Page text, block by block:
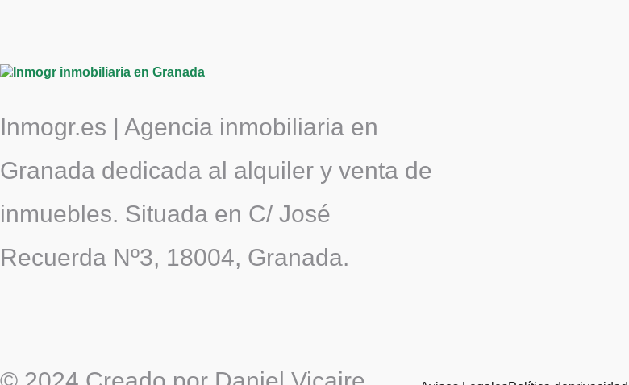
Inmogr.es | Agencia inmobiliaria en
Granada dedicada al alquiler y venta de
inmuebles. Situada en C/ José
Recuerda Nº3, 18004, Granada.